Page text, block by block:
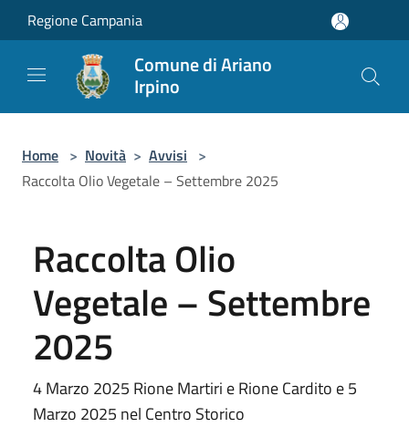
Salta al contenuto principale
Regione Campania
Comune di Ariano
Irpino
Home > Novità > Avvisi >
Raccolta Olio Vegetale – Settembre 2025
Raccolta Olio
Vegetale – Settembre
2025
4 Marzo 2025 Rione Martiri e Rione Cardito e 5
Marzo 2025 nel Centro Storico